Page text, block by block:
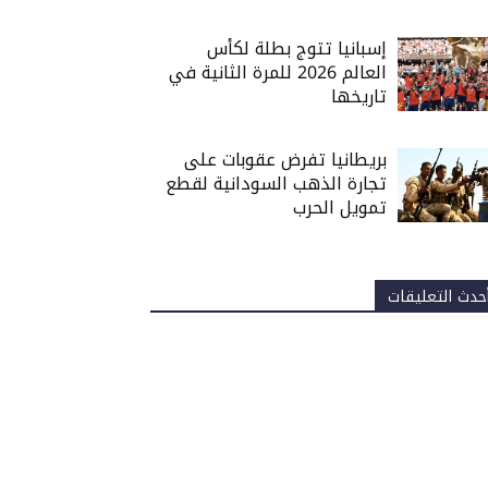
إسبانيا تتوج بطلة لكأس
العالم 2026 للمرة الثانية في
تاريخها
بريطانيا تفرض عقوبات على
تجارة الذهب السودانية لقطع
تمويل الحرب
التعليقات